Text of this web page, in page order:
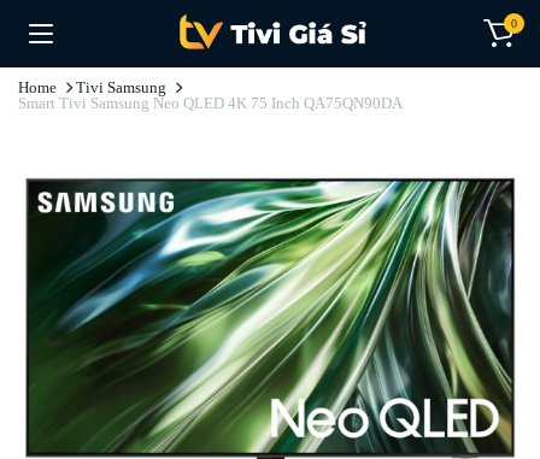
0
Home
Tivi Samsung
Smart Tivi Samsung Neo QLED 4K 75 Inch QA75QN90DA